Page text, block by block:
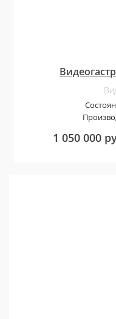
1 050 000